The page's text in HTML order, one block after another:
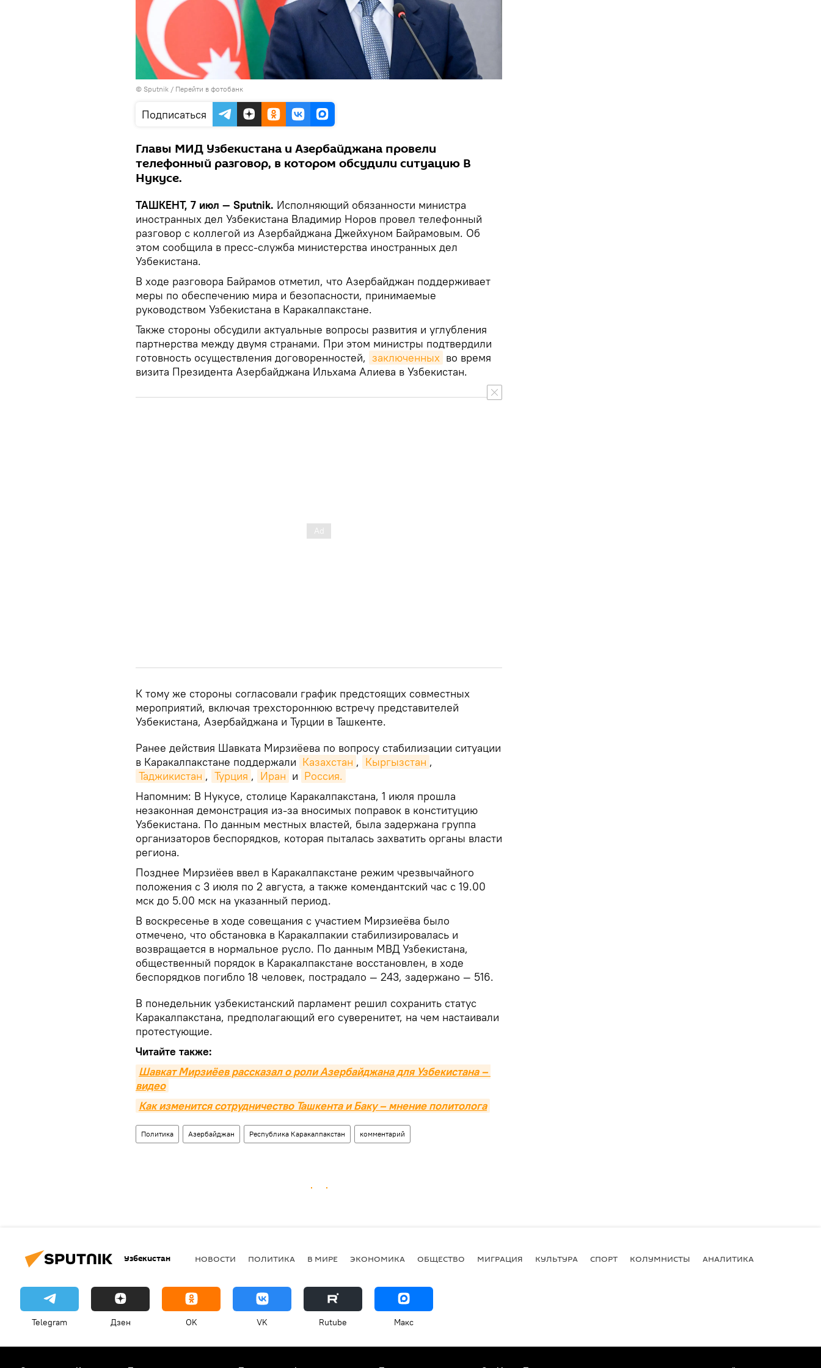
© Sputnik / Перейти в фотобанк
Подписаться
Главы МИД Узбекистана и Азербайджана провели
телефонный разговор, в котором обсудили ситуацию В
Нукусе.
ТАШКЕНТ, 7 июл — Sputnik. Исполняющий обязанности министра
иностранных дел Узбекистана Владимир Норов провел телефонный
разговор с коллегой из Азербайджана Джейхуном Байрамовым. Об
этом сообщила в пресс-служба министерства иностранных дел
Узбекистана.
В ходе разговора Байрамов отметил, что Азербайджан поддерживает
меры по обеспечению мира и безопасности, принимаемые
руководством Узбекистана в Каракалпакстане.
Также стороны обсудили актуальные вопросы развития и углубления
партнерства между двумя странами. При этом министры подтвердили
готовность осуществления договоренностей, заключенных во время
визита Президента Азербайджана Ильхама Алиева в Узбекистан.
К тому же стороны согласовали график предстоящих совместных
мероприятий, включая трехстороннюю встречу представителей
Узбекистана, Азербайджана и Турции в Ташкенте.
Ранее действия Шавката Мирзиёева по вопросу стабилизации ситуации
в Каракалпакстане поддержали Казахстан , Кыргызстан ,
Таджикистан , Турция , Иран и Россия.
Напомним: В Нукусе, столице Каракалпакстана, 1 июля прошла
незаконная демонстрация из-за вносимых поправок в конституцию
Узбекистана. По данным местных властей, была задержана группа
организаторов беспорядков, которая пыталась захватить органы власти
региона.
Позднее Мирзиёев ввел в Каракалпакстане режим чрезвычайного
положения с 3 июля по 2 августа, а также комендантский час с 19.00
мск до 5.00 мск на указанный период.
В воскресенье в ходе совещания с участием Мирзиеёва было
отмечено, что обстановка в Каракалпакии стабилизировалась и
возвращается в нормальное русло. По данным МВД Узбекистана,
общественный порядок в Каракалпакстане восстановлен, в ходе
беспорядков погибло 18 человек, пострадало — 243, задержано — 516.
В понедельник узбекистанский парламент решил сохранить статус
Каракалпакстана, предполагающий его суверенитет, на чем настаивали
протестующие.
Читайте также:
Шавкат Мирзиёев рассказал о роли Азербайджана для Узбекистана –
видео
Как изменится сотрудничество Ташкента и Баку – мнение политолога
Политика Азербайджан Республика Каракалпакстан комментарий
Узбекистан НОВОСТИ ПОЛИТИКА В МИРЕ ЭКОНОМИКА ОБЩЕСТВО МИГРАЦИЯ КУЛЬТУРА СПОРТ КОЛУМНИСТЫ АНАЛИТИКА
Telegram Дзен OK VK Rutube Макс